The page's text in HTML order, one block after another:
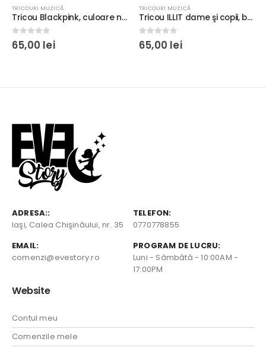
TRICOURI MUZICĂ
Tricou Blackpink, culoare neagră, rezistent la spălări, bumbac 100%, Regular Fit
0 out of 5
65,00 lei
TRICOURI MUZICĂ
Tricou ILLIT dame şi copii, bumbac 100%, diverse culori, imprimeu rezistent la spălări, Regular Fit
0 out of 5
65,00 lei
ADRESA::
Iaşi, Calea Chişinăului, nr. 35
TELEFON:
0770778855
EMAIL:
comenzi@evestory.ro
PROGRAM DE LUCRU:
Luni - Sâmbătă - 10:00AM -
17:00PM
Website
Contul meu
Comenzile mele